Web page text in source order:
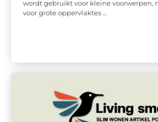
wordt gebruikt voor kleine voorwerpen,
voor grote oppervlaktes ...